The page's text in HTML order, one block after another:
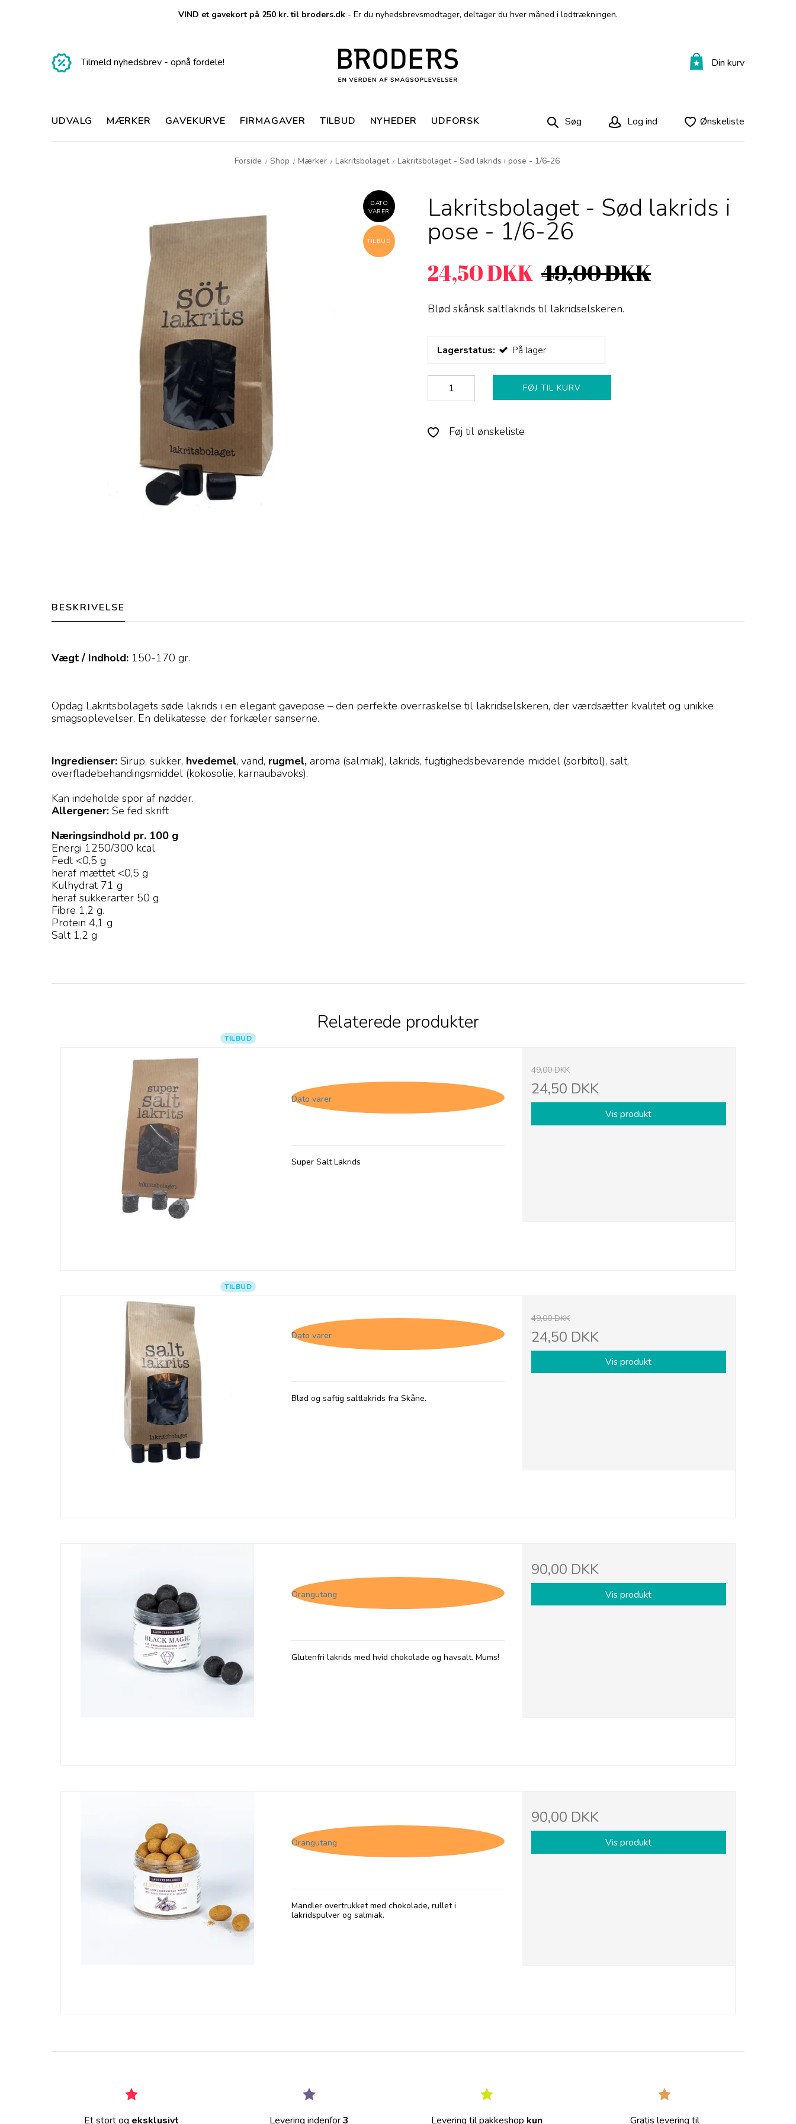
VIND et gavekort på 250 kr. til broders.dk - Er du nyhedsbrevsmodtager, deltager du hver måned i lodtrækningen.
Tilmeld nyhedsbrev - opnå fordele! Din kurv
UDVALG MÆRKER GAVEKURVE FIRMAGAVER TILBUD NYHEDER UDFORSK Søg Log ind Ønskeliste
Forside / Shop / Mærker / Lakritsbolaget / Lakritsbolaget - Sød lakrids i pose - 1/6-26
DATO
VARER
TILBUD
Lakritsbolaget - Sød lakrids i
pose - 1/6-26
24,50 DKK 49,00 DKK
Blød skånsk saltlakrids til lakridselskeren.
Lagerstatus: På lager
FØJ TIL KURV
Føj til ønskeliste
BESKRIVELSE
Vægt / Indhold: 150-170 gr.
Opdag Lakritsbolagets søde lakrids i en elegant gavepose – den perfekte overraskelse til lakridselskeren, der værdsætter kvalitet og unikke
smagsoplevelser. En delikatesse, der forkæler sanserne.
Ingredienser: Sirup, sukker, hvedemel, vand, rugmel, aroma (salmiak), lakrids, fugtighedsbevarende middel (sorbitol), salt,
overfladebehandingsmiddel (kokosolie, karnaubavoks).
Kan indeholde spor af nødder.
Allergener: Se fed skrift
Næringsindhold pr. 100 g
Energi 1250/300 kcal
Fedt <0,5 g
heraf mættet <0,5 g
Kulhydrat 71 g
heraf sukkerarter 50 g
Fibre 1,2 g.
Protein 4,1 g
Salt 1,2 g
Relaterede produkter
TILBUD
Dato varer
Super Salt Lakrids
49,00 DKK
24,50 DKK
Vis produkt
TILBUD
Dato varer
Blød og saftig saltlakrids fra Skåne.
49,00 DKK
24,50 DKK
Vis produkt
Orangutang
Glutenfri lakrids med hvid chokolade og havsalt. Mums!
90,00 DKK
Vis produkt
Orangutang
Mandler overtrukket med chokolade, rullet i
lakridspulver og salmiak.
90,00 DKK
Vis produkt
Et stort og eksklusivt Levering indenfor3 Levering til pakkeshop kun Gratis levering til